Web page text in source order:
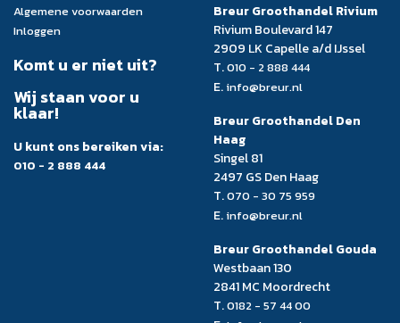
Algemene voorwaarden
Inloggen
Komt u er niet uit?
Wij staan voor u
klaar!
U kunt ons bereiken via:
010 - 2 888 444
Breur Groothandel Rivium
Rivium Boulevard 147
2909 LK Capelle a/d IJssel
T.010 - 2 888 444
E. info@breur.nl
Breur Groothandel Den
Haag
Singel 81
2497 GS Den Haag
T.070 - 30 75 959
E. info@breur.nl
Breur Groothandel Gouda
Westbaan 130
2841 MC Moordrecht
T.0182 - 57 44 00